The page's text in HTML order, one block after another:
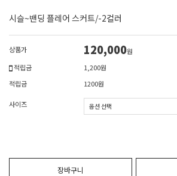
시슬~밴딩 플레어 스커트/-2컬러
상품가 120,000원
적립금
1,200원
적립금
1200원
사이즈
장바구니